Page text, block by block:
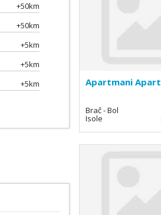
+50km
+50km
+5km
+5km
+5km
Apartmani
Brač - Bol
Isole